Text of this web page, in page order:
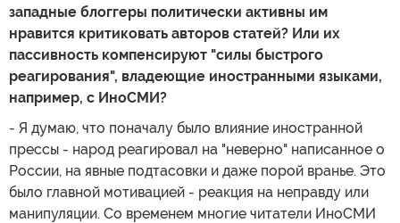
западные блоггеры политически активны им
нравится критиковать авторов статей? Или их
пассивность компенсируют "силы быстрого
реагирования", владеющие иностранными языками,
например, с ИноСМИ?
- Я думаю, что поначалу было влияние иностранной
прессы - народ реагировал на "неверно" написанное о
России, на явные подтасовки и даже порой вранье. Это
было главной мотивацией - реакция на неправду или
манипуляции. Со временем многие читатели ИноСМИ